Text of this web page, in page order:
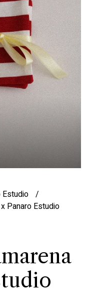
Estudio
Panaro Estudio